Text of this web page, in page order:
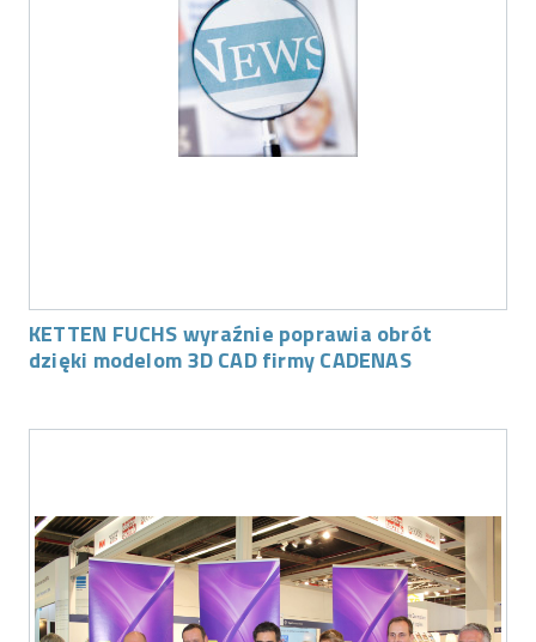
KETTEN FUCHS wyraźnie poprawia obrót
dzięki modelom 3D CAD firmy CADENAS